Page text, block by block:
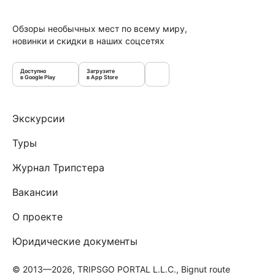
Обзоры необычных мест по всему миру,
новинки и скидки в наших соцсетях
Доступно
в Google Play
Загрузите
в App Store
Экскурсии
Туры
Журнал Трипстера
Вакансии
О проекте
Юридические документы
© 2013—2026, TRIPSGO PORTAL L.L.C., Bignut route